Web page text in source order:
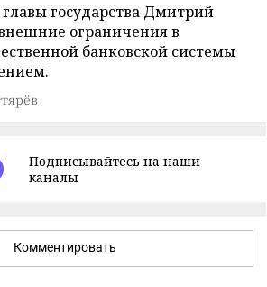
главы государства Дмитрий
ограничения в
банковской системы
Подписывайтесь на наши
каналы
Комментировать